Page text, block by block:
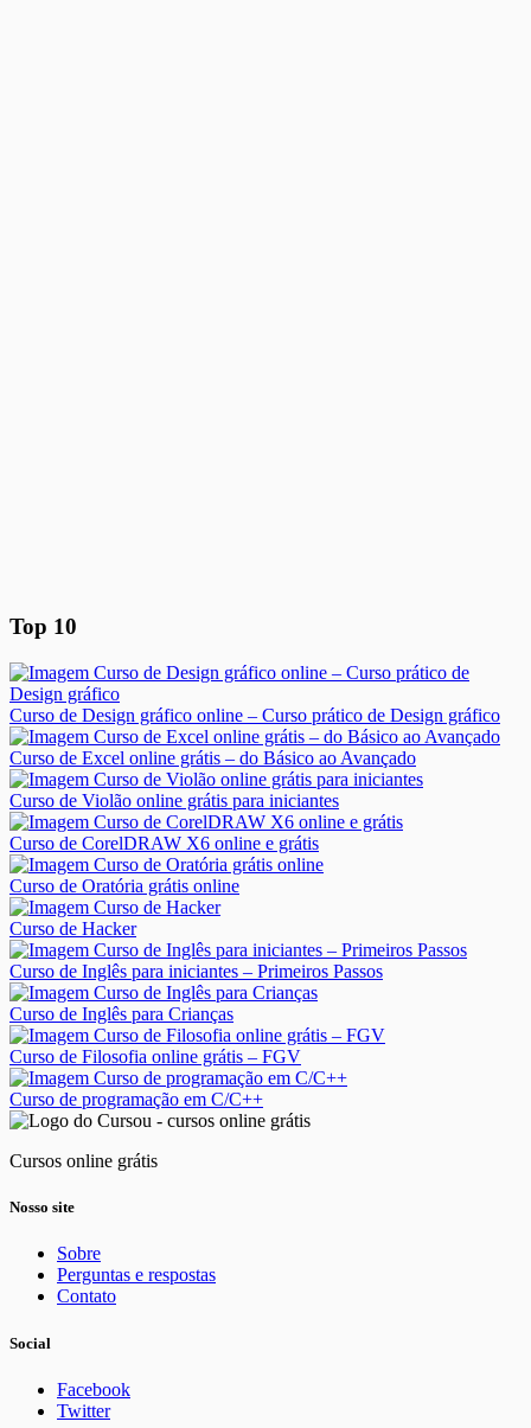
Top 10
Curso de Design gráfico online – Curso prático de Design gráfico
Curso de Excel online grátis – do Básico ao Avançado
Curso de Violão online grátis para iniciantes
Curso de CorelDRAW X6 online e grátis
Curso de Oratória grátis online
Curso de Hacker
Curso de Inglês para iniciantes – Primeiros Passos
Curso de Inglês para Crianças
Curso de Filosofia online grátis – FGV
Curso de programação em C/C++
Cursos online grátis
Nosso site
Sobre
Perguntas e respostas
Contato
Social
Facebook
Twitter